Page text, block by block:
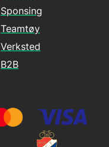
Sponsing
Teamtøy
Verksted
B2B